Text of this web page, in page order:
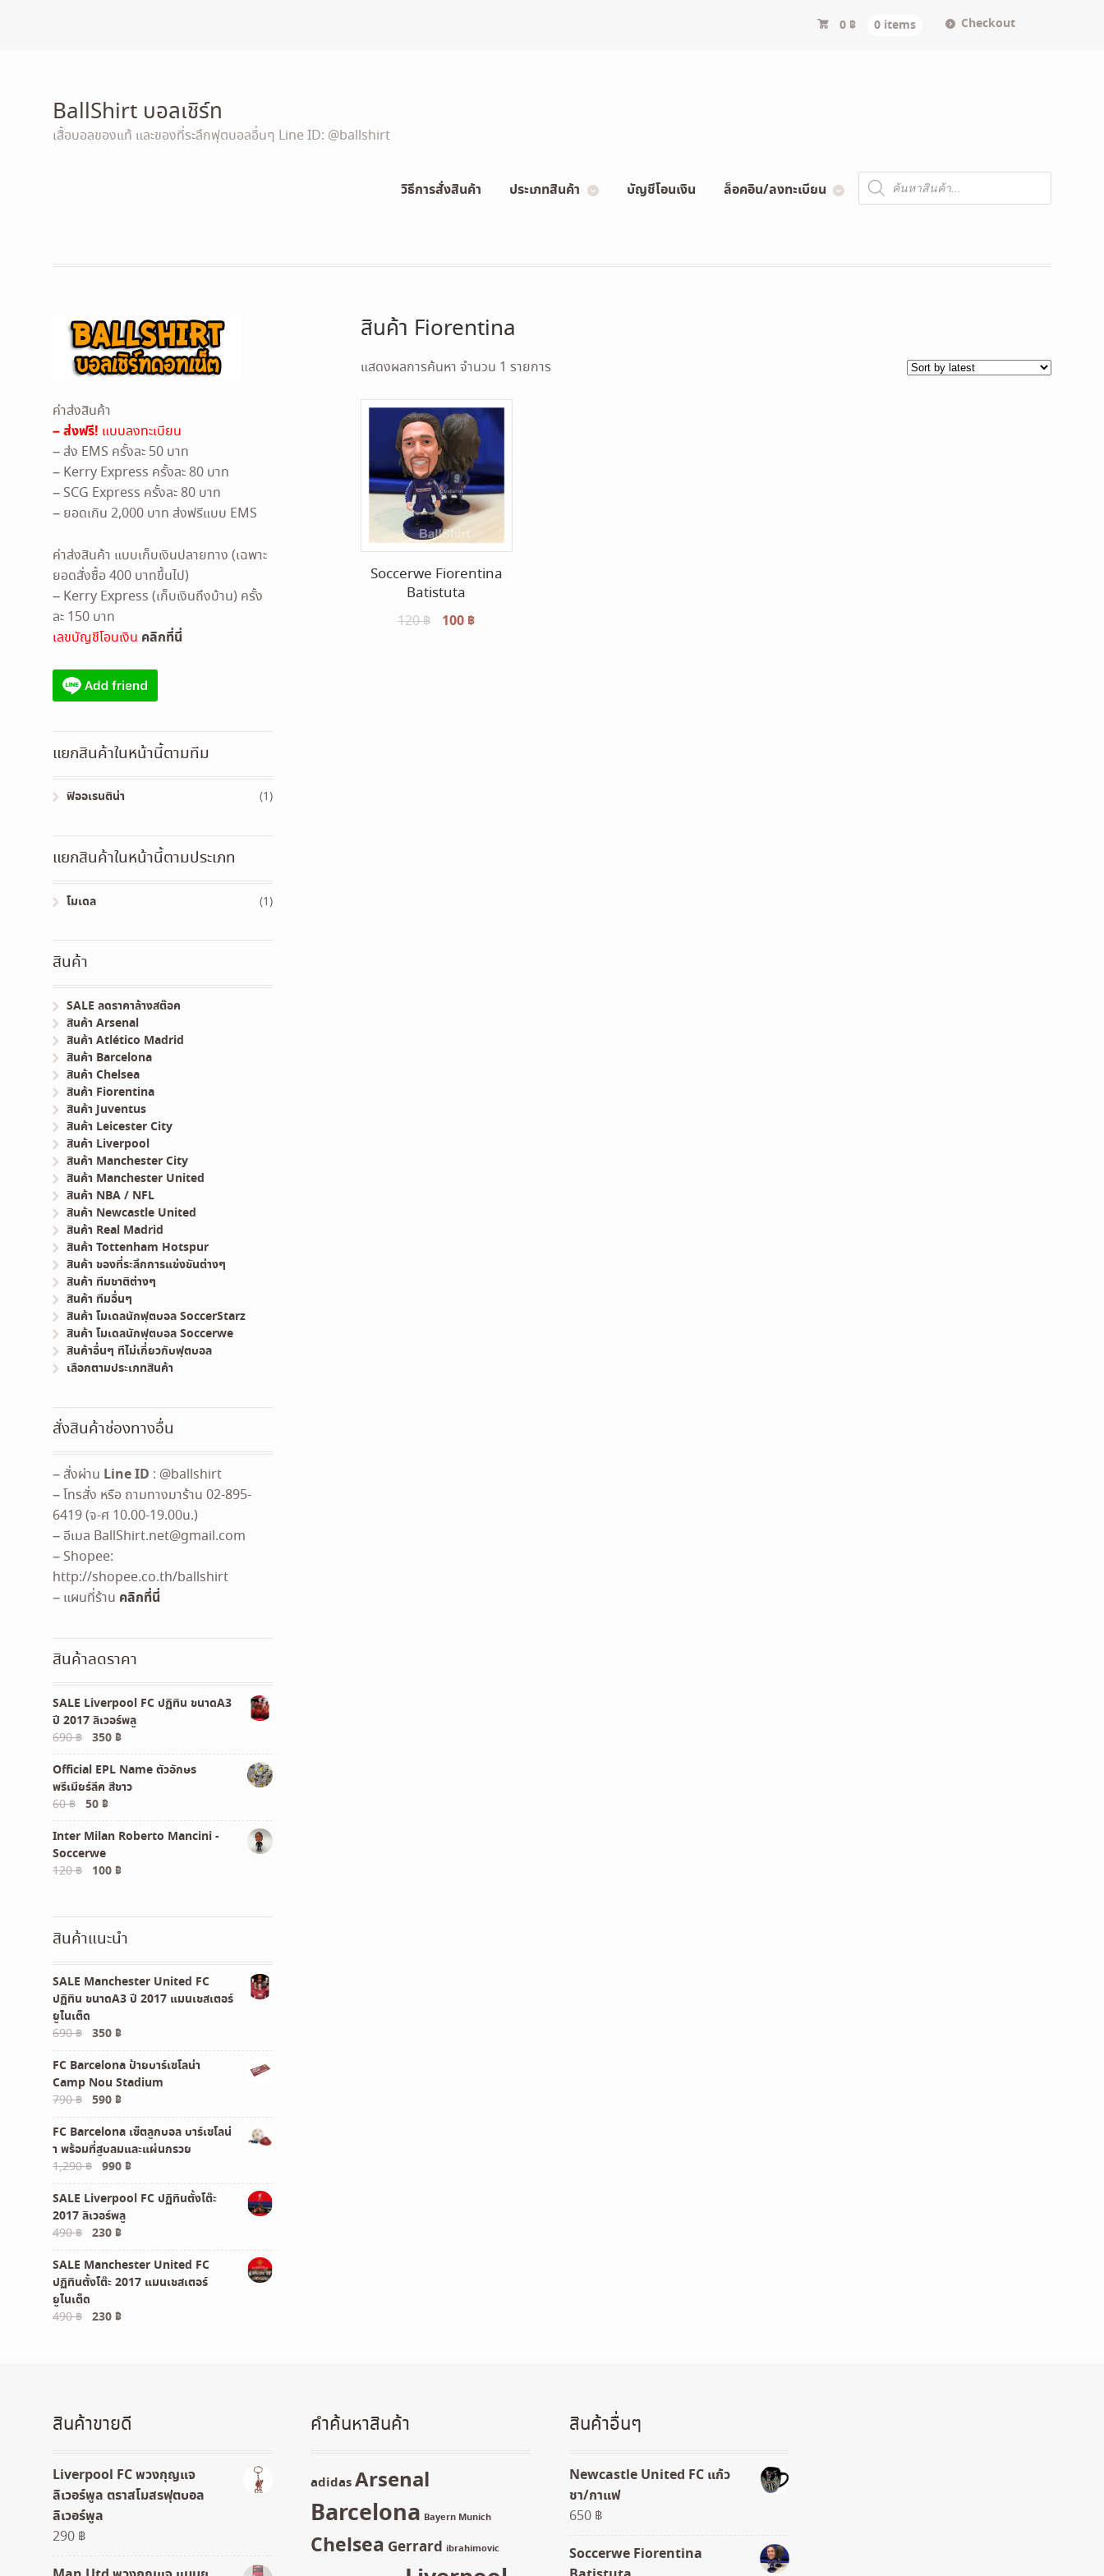
0 ฿ 0 items Checkout
BallShirt บอลเชิร์ท
เสื้อบอลของแท้ และของที่ระลึกฟุตบอลอื่นๆ Line ID: @ballshirt
วิธีการสั่งสินค้า ประเภทสินค้า บัญชีโอนเงิน ล็อคอิน/ลงทะเบียน
Products
search
สินค้า Fiorentina
แสดงผลการค้นหา จำนวน 1 รายการ
Soccerwe Fiorentina
Batistuta
120฿
Original
100 ฿Current
ค่าส่งสินค้า
– ส่งฟรี! แบบลงทะเบียน
– ส่ง EMS ครั้งละ 50 บาท
– Kerry Express ครั้งละ 80 บาท
– SCG Express ครั้งละ 80 บาท
– ยอดเกิน 2,000 บาท ส่งฟรีแบบ EMS
ค่าส่งสินค้า แบบเก็บเงินปลายทาง (เฉพาะ
ยอดสั่งซื้อ 400 บาทขึ้นไป)
– Kerry Express (เก็บเงินถึงบ้าน) ครั้ง
ละ 150 บาท
เลขบัญชีโอนเงิน คลิกที่นี่
แยกสินค้าในหน้านี้ตามทีม
ฟิออเรนติน่า (1)
แยกสินค้าในหน้านี้ตามประเภท
โมเดล (1)
สินค้า
SALE ลดราคาล้างสต๊อค
สินค้า Arsenal
สินค้า Atlético Madrid
สินค้า Barcelona
สินค้า Chelsea
สินค้า Fiorentina
สินค้า Juventus
สินค้า Leicester City
สินค้า Liverpool
สินค้า Manchester City
สินค้า Manchester United
สินค้า NBA / NFL
สินค้า Newcastle United
สินค้า Real Madrid
สินค้า Tottenham Hotspur
สินค้า ของที่ระลึกการแข่งขันต่างๆ
สินค้า ทีมชาติต่างๆ
สินค้า ทีมอื่นๆ
สินค้า โมเดลนักฟุตบอล SoccerStarz
สินค้า โมเดลนักฟุตบอล Soccerwe
สินค้าอื่นๆ ทีไม่เกี่ยวกับฟุตบอล
เลือกตามประเภทสินค้า
สั่งสินค้าช่องทางอื่น
– สั่งผ่าน Line ID : @ballshirt
– โทรสั่ง หรือ ถามทางมาร้าน 02-895-
6419 (จ-ศ 10.00-19.00น.)
– อีเมล BallShirt.net@gmail.com
– Shopee:
http://shopee.co.th/ballshirt
– แผนที่ร้าน คลิกที่นี่
สินค้าลดราคา
SALE Liverpool FC ปฏิทิน ขนาดA3
ปี 2017 ลิเวอร์พลู
690฿ Original
price
was:
690 ฿.
350 ฿Current
price
is:
350 ฿.
Official EPL Name ตัวอักษร
พรีเมียร์ลีค สีขาว
60฿ Original
price
was:
60 ฿.
50 ฿Current
price
is:
Inter Milan Roberto Mancini -
Soccerwe
120฿
Original
120 ฿.
100 ฿Current
100 ฿.
สินค้าแนะนำ
SALE Manchester United FC
ปฏิทิน ขนาดA3 ปี 2017 แมนเชสเตอร์
ยูไนเต็ด
690฿ Original
price
was:
690 ฿.
350 ฿Current
price
is:
350 ฿.
FC Barcelona ป้ายบาร์เซโลน่า
Camp Nou Stadium
790฿ Original
price
was:
790 ฿.
590 ฿Current
price
is:
590 ฿.
FC Barcelona เซ็ตลูกบอล บาร์เซโลน่
า พร้อมที่สูบลมและแผ่นกรวย
1,290฿ Original
price
was:
1,290 ฿.
990 ฿Current
price
is:
SALE Liverpool FC ปฏิทินตั้งโต๊ะ
2017 ลิเวอร์พลู
490฿ Original
price
was:
490 ฿.
230 ฿Current
price
is:
230 ฿.
SALE Manchester United FC
ปฏิทินตั้งโต๊ะ 2017 แมนเชสเตอร์
ยูไนเต็ด
490฿ Original
230 ฿Current
สินค้าขายดี
Liverpool FC พวงกุญแจ
ลิเวอร์พูล ตราสโมสรฟุตบอล
ลิเวอร์พูล
290 ฿
คำค้นหาสินค้า
adidasArsenal
Barcelona Bayern Munich
Chelsea Gerrard ibrahimovic
สินค้าอื่นๆ
Newcastle United FC แก้ว
ชา/กาแฟ
650 ฿
Soccerwe Fiorentina